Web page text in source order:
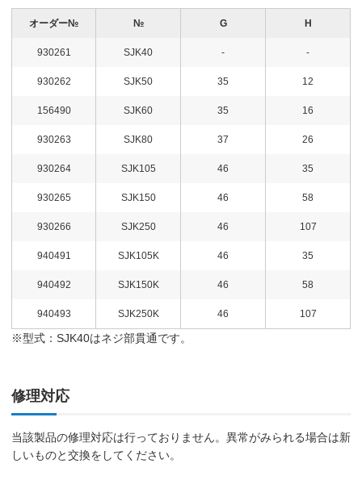
オーダー№ № G H
930261 SJK40 - -
930262 SJK50 35 12
156490 SJK60 35 16
930263 SJK80 37 26
930264 SJK105 46 35
930265 SJK150 46 58
930266 SJK250 46 107
940491 SJK105K 46 35
940492 SJK150K 46 58
940493 SJK250K 46 107
※型式：SJK40はネジ部貫通です。
修理対応
当該製品の修理対応は行っておりません。異常がみられる場合は新
しいものと交換をしてください。